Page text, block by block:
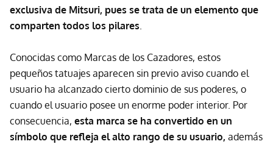
exclusiva de Mitsuri, pues se trata de un elemento que
comparten todos los pilares.
Conocidas como Marcas de los Cazadores, estos
pequeños tatuajes aparecen sin previo aviso cuando el
usuario ha alcanzado cierto dominio de sus poderes, o
cuando el usuario posee un enorme poder interior. Por
consecuencia, esta marca se ha convertido en un
símbolo que refleja el alto rango de su usuario, además